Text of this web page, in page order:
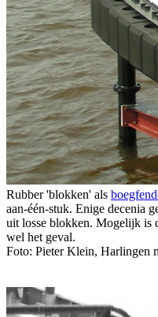
Rubber 'blokken' als
aan-één-stuk. Enige decenia
uit losse blokken. Mogelijk is
wel het geval.
Foto: Pieter Klein, Harlingen